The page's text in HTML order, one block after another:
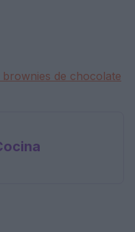
de chocolate